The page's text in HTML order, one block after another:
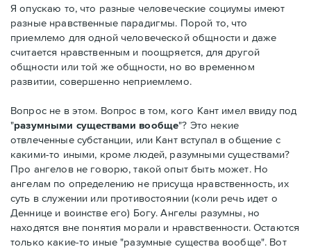
Я опускаю то, что разные человеческие социумы имеют
разные нравственные парадигмы. Порой то, что
приемлемо для одной человеческой общности и даже
считается нравственным и поощряется, для другой
общности или той же общности, но во временном
развитии, совершенно неприемлемо.
Вопрос не в этом. Вопрос в том, кого Кант имел ввиду под
"разумными существами вообще"? Это некие
отвлеченные субстанции, или Кант вступал в общение с
какими-то иными, кроме людей, разумными существами?
Про ангелов не говорю, такой опыт быть может. Но
ангелам по определению не присуща нравственность, их
суть в служении или противостоянии (коли речь идет о
Деннице и воинстве его) Богу. Ангелы разумны, но
находятся вне понятия морали и нравственности. Остаются
только какие-то иные "разумные существа вообще". Вот